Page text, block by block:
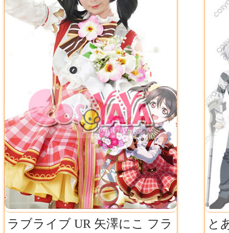
ラブライブ UR 矢澤にこ フラ
と